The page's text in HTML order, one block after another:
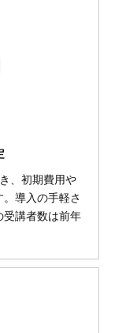
、初期費用や
導入の手軽さ
講者数は前年